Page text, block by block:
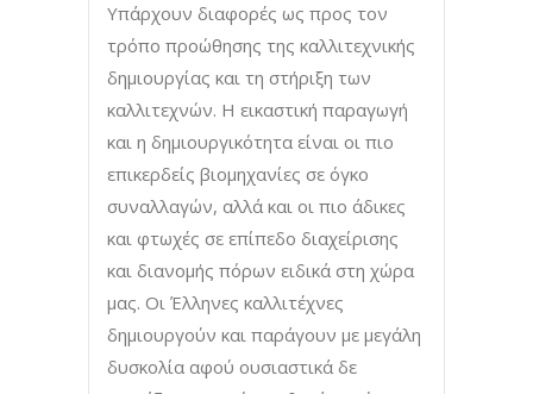
Υπάρχουν διαφορές ως προς τον
τρόπο προώθησης της καλλιτεχνικής
δημιουργίας και τη στήριξη των
καλλιτεχνών. Η εικαστική παραγωγή
και η δημιουργικότητα είναι οι πιο
επικερδείς βιομηχανίες σε όγκο
συναλλαγών, αλλά και οι πιο άδικες
και φτωχές σε επίπεδο διαχείρισης
και διανομής πόρων ειδικά στη χώρα
μας. Οι Έλληνες καλλιτέχνες
δημιουργούν και παράγουν με μεγάλη
δυσκολία αφού ουσιαστικά δε